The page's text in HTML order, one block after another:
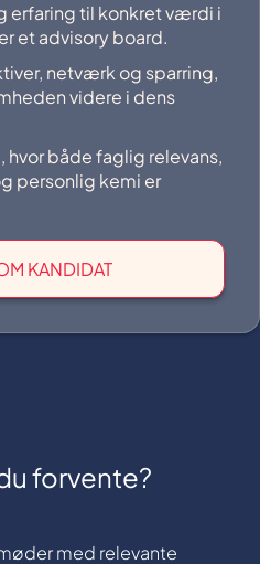
erfaring til konkret værdi i
et advisory board.
netværk og sparring,
videre i dens
hvor både faglig relevans,
personlig kemi er
KANDIDAT
forvente?
med relevante